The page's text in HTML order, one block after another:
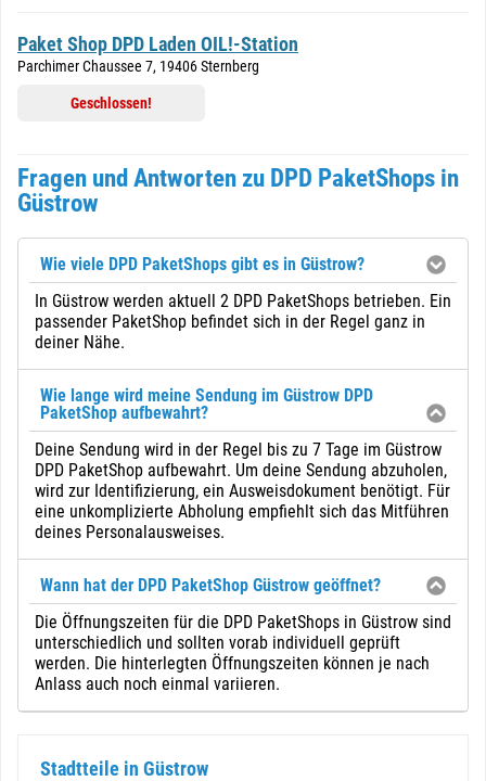
Paket Shop DPD Laden OIL!-Station
Parchimer Chaussee 7, 19406 Sternberg
Geschlossen!
Fragen und Antworten zu DPD PaketShops in
Güstrow
Wie viele DPD PaketShops gibt es in Güstrow?
In Güstrow werden aktuell 2 DPD PaketShops betrieben. Ein
passender PaketShop befindet sich in der Regel ganz in
deiner Nähe.
Wie lange wird meine Sendung im Güstrow DPD
PaketShop aufbewahrt?
Deine Sendung wird in der Regel bis zu 7 Tage im Güstrow
DPD PaketShop aufbewahrt. Um deine Sendung abzuholen,
wird zur Identifizierung, ein Ausweisdokument benötigt. Für
eine unkomplizierte Abholung empfiehlt sich das Mitführen
deines Personalausweises.
Wann hat der DPD PaketShop Güstrow geöffnet?
Die Öffnungszeiten für die DPD PaketShops in Güstrow sind
unterschiedlich und sollten vorab individuell geprüft
werden. Die hinterlegten Öffnungszeiten können je nach
Anlass auch noch einmal variieren.
Stadtteile in Güstrow